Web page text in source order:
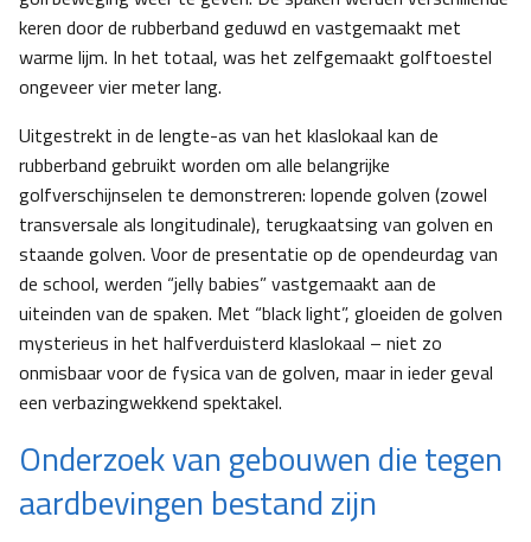
keren door de rubberband geduwd en vastgemaakt met
warme lijm. In het totaal, was het zelfgemaakt golftoestel
ongeveer vier meter lang.
Uitgestrekt in de lengte-as van het klaslokaal kan de
rubberband gebruikt worden om alle belangrijke
golfverschijnselen te demonstreren: lopende golven (zowel
transversale als longitudinale), terugkaatsing van golven en
staande golven. Voor de presentatie op de opendeurdag van
de school, werden “jelly babies” vastgemaakt aan de
uiteinden van de spaken. Met “black light”, gloeiden de golven
mysterieus in het halfverduisterd klaslokaal – niet zo
onmisbaar voor de fysica van de golven, maar in ieder geval
een verbazingwekkend spektakel.
Onderzoek van gebouwen die tegen
aardbevingen bestand zijn